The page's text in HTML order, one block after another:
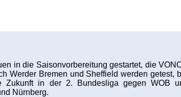
in die Saisonvorbereitung gestartet, die
Werder Bremen und Sheffield werden getest,
Zukunft in der 2. Bundesliga gegen WOB
Nürnberg.